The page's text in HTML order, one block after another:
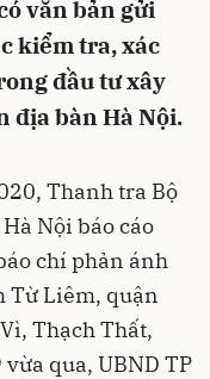
văn bản gửi
kiểm tra, xác
đầu tư xây
địa bàn Hà Nội.
Thanh tra Bộ
Nội báo cáo
chí phản ánh
Từ Liêm, quận
Thạch Thất,
qua, UBND TP
Hủy